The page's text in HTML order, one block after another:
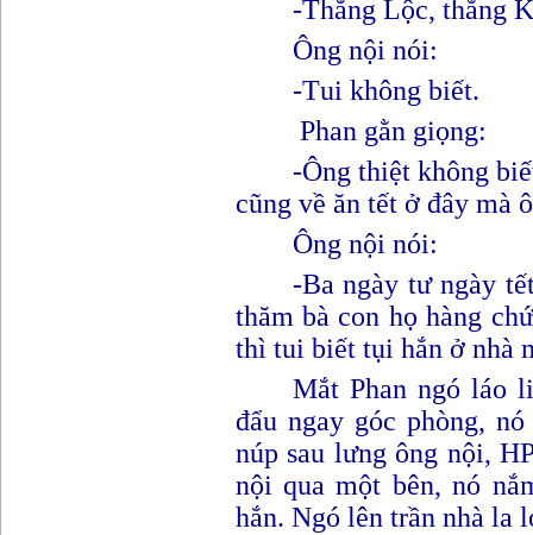
-Thằng Lộc, thằng
Ông nội nói:
-Tui không biết.
Phan gằn giọng:
-Ông thiệt không
cũng về ăn tết ở đây mà
Ông nội nói:
-Ba ngày tư ngày
thăm bà con họ hàng
thì tui biết tụi hắn ở nhà
Mắt Phan ngó láo
đẩu ngay góc phòng,
núp sau lưng ông nội,
nội qua một bên, nó
hắn. Ngó lên trần nhà la